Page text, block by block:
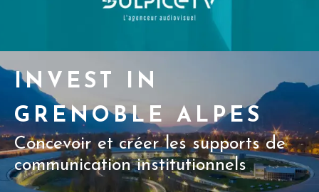
INVEST IN
GRENOBLE ALPES
Concevoir et créer les supports de
communication institutionnels